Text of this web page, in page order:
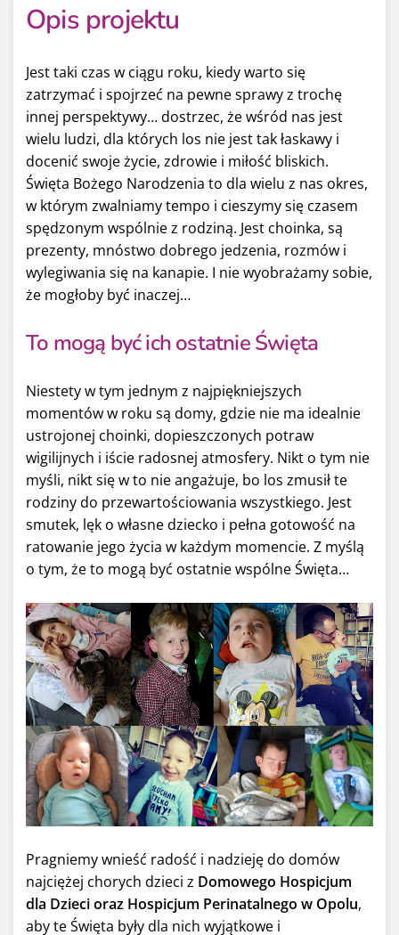
Opis projektu
Jest taki czas w ciągu roku, kiedy warto się
zatrzymać i spojrzeć na pewne sprawy z trochę
innej perspektywy… dostrzec, że wśród nas jest
wielu ludzi, dla których los nie jest tak łaskawy i
docenić swoje życie, zdrowie i miłość bliskich.
Święta Bożego Narodzenia to dla wielu z nas okres,
w którym zwalniamy tempo i cieszymy się czasem
spędzonym wspólnie z rodziną. Jest choinka, są
prezenty, mnóstwo dobrego jedzenia, rozmów i
wylegiwania się na kanapie. I nie wyobrażamy sobie,
że mogłoby być inaczej…
To mogą być ich ostatnie Święta
Niestety w tym jednym z najpiękniejszych
momentów w roku są domy, gdzie nie ma idealnie
ustrojonej choinki, dopieszczonych potraw
wigilijnych i iście radosnej atmosfery. Nikt o tym nie
myśli, nikt się w to nie angażuje, bo los zmusił te
rodziny do przewartościowania wszystkiego. Jest
smutek, lęk o własne dziecko i pełna gotowość na
ratowanie jego życia w każdym momencie. Z myślą
o tym, że to mogą być ostatnie wspólne Święta…
Pragniemy wnieść radość i nadzieję do domów
najciężej chorych dzieci z Domowego Hospicjum
dla Dzieci oraz Hospicjum Perinatalnego w Opolu,
aby te Święta były dla nich wyjątkowe i